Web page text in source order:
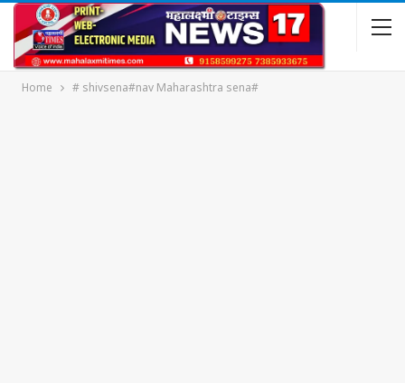
Home # shivsena#nav Maharashtra sena#